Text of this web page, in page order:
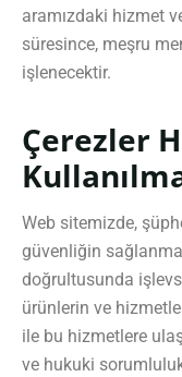
aramızdaki hizmet
süresince, meşru
işlenecektir.
Çerezler
Web sitemizde,
güvenliğin
doğrultusunda
ürünlerin ve
ile bu hizmetlere
ve hukuki